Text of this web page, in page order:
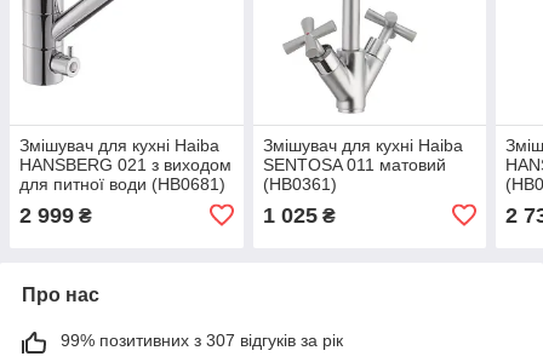
Змішувач для кухні Haiba
HANSBERG 021 з виходом
для питної води (HB0681)
2 999 ₴
Змішувач для кухні Haiba
SENTOSA 011 матовий
(HB0361)
1 025₴ 2
Про нас
99% позитивних з 307 відгуків за рік